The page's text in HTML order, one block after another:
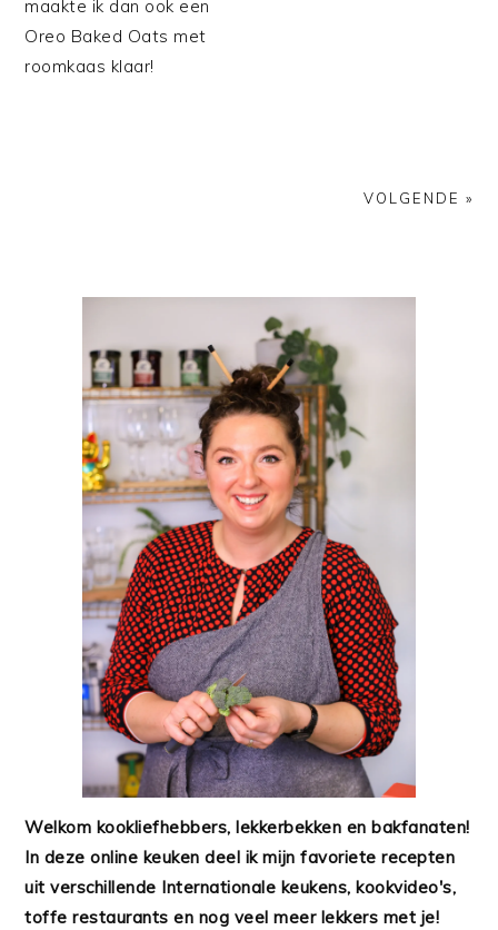
maakte ik dan ook een
Oreo Baked Oats met
roomkaas klaar!
VOLGENDE »
Welkom kookliefhebbers, lekkerbekken en bakfanaten!
In deze online keuken deel ik mijn favoriete recepten
uit verschillende Internationale keukens, kookvideo's,
toffe restaurants en nog veel meer lekkers met je!